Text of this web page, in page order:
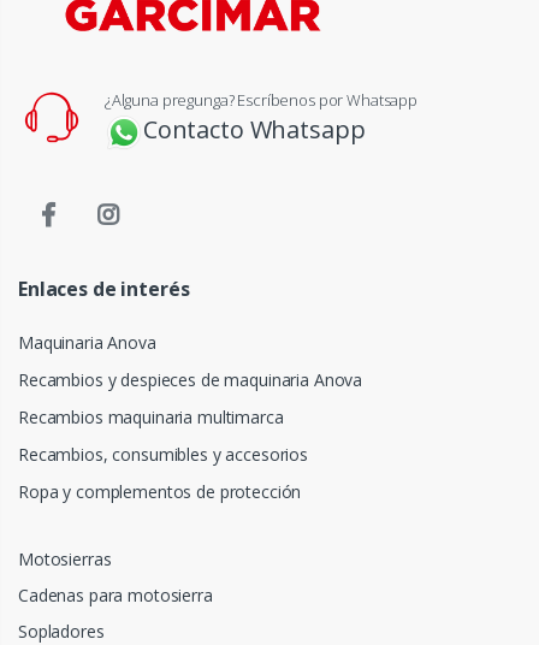
¿Alguna pregunga? Escríbenos por Whatsapp
Contacto Whatsapp
Enlaces de interés
Maquinaria Anova
Recambios y despieces de maquinaria Anova
Recambios maquinaria multimarca
Recambios, consumibles y accesorios
Ropa y complementos de protección
Motosierras
Cadenas para motosierra
Sopladores